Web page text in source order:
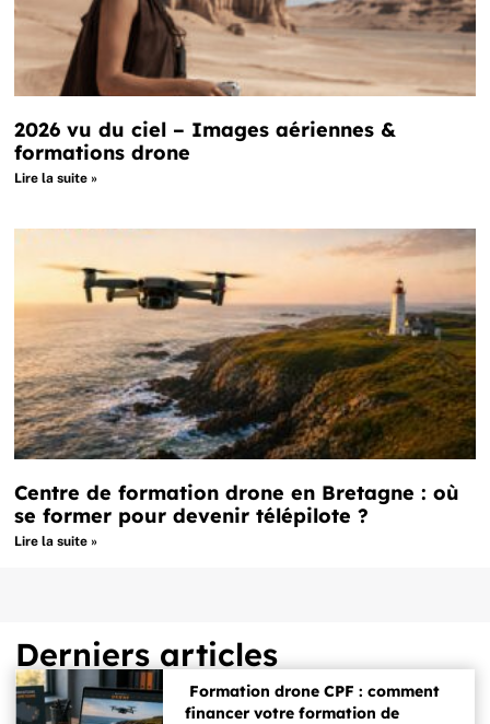
2026 vu du ciel – Images aériennes &
formations drone
Lire la suite »
Centre de formation drone en Bretagne : où
se former pour devenir télépilote ?
Lire la suite »
Derniers articles
Formation drone CPF : comment
financer votre formation de